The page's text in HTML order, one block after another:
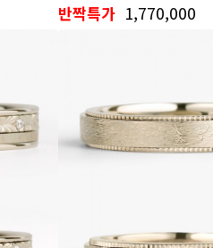
반짝특가 1,770,000